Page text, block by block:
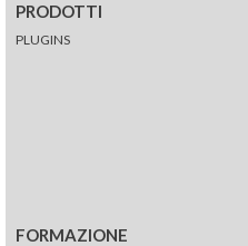
PRODOTTI
PLUGINS
FORMAZIONE